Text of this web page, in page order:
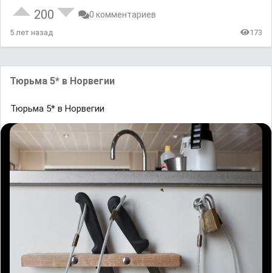
200 0 комментариев
5 лет назад 173
Тюрьма 5* в Норвегии
Тюрьма 5* в Норвегии